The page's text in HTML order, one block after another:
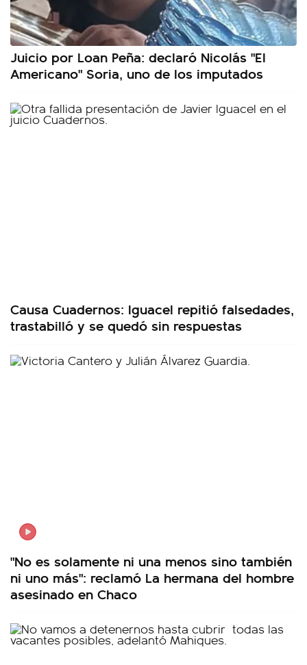
Juicio por Loan Peña: declaró Nicolás "El
Americano" Soria, uno de los imputados
Causa Cuadernos: Iguacel repitió falsedades,
trastabilló y se quedó sin respuestas
"No es solamente ni una menos sino también
ni uno más": reclamó La hermana del hombre
asesinado en Chaco